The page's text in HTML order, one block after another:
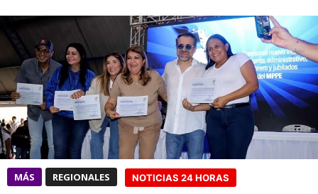
MÁS REGIONALES NOTICIAS 24 HORAS